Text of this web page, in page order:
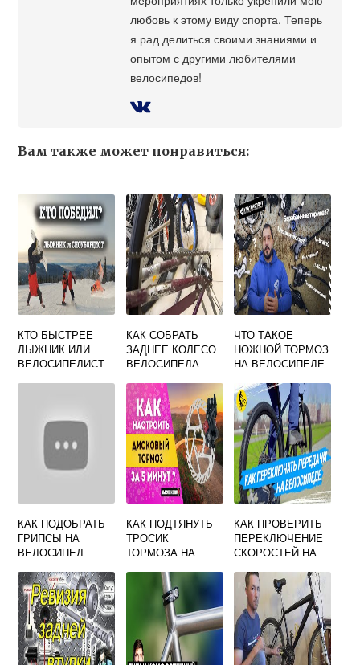
любовь к этому виду спорта. Теперь
я рад делиться своими знаниями и
опытом с другими любителями
велосипедов!
Вам также может понравиться:
КТО БЫСТРЕЕ
ЛЫЖНИК ИЛИ
ВЕЛОСИПЕДИСТ
КАК СОБРАТЬ
ЗАДНЕЕ КОЛЕСО
ВЕЛОСИПЕДА
ЧТО ТАКОЕ
НОЖНОЙ ТОРМОЗ
НА ВЕЛОСИПЕДЕ
КАК ПОДОБРАТЬ
ГРИПСЫ НА
ВЕЛОСИПЕД
КАК ПОДТЯНУТЬ
ТРОСИК
ТОРМОЗА НА
КАК ПРОВЕРИТЬ
ПЕРЕКЛЮЧЕНИЕ
СКОРОСТЕЙ НА